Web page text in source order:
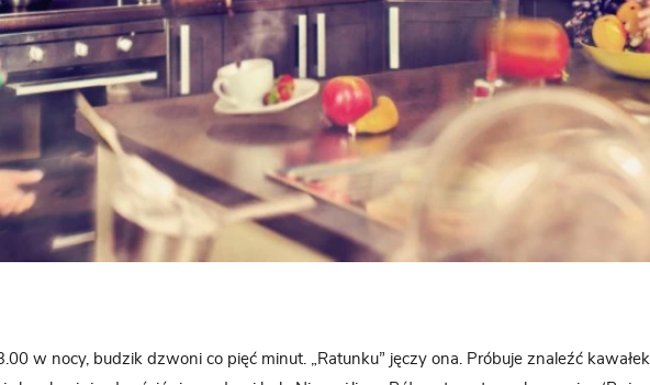
w nocy, budzik dzwoni co pięć minut. „Ratunku” jęczy ona. Próbuje znaleźć kawałek